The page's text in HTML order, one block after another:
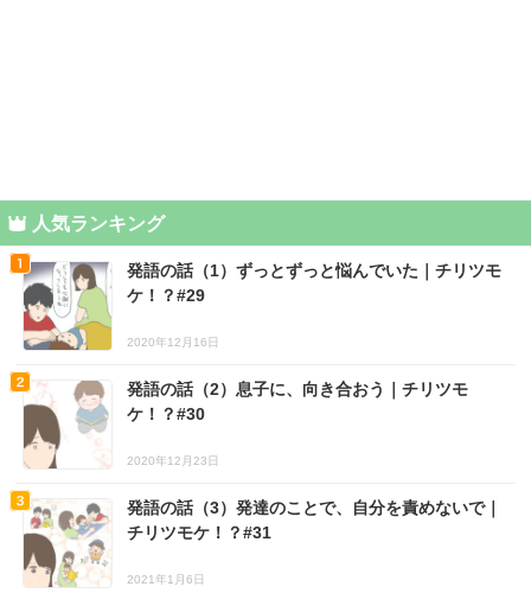
人気ランキング
発語の話（1）ずっとずっと悩んでいた｜チリツモ
ケ！？#29
2020年12月16日
発語の話（2）息子に、向き合おう｜チリツモ
ケ！？#30
2020年12月23日
発語の話（3）発達のことで、自分を責めないで｜
チリツモケ！？#31
2021年1月6日